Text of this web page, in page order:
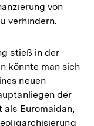
von
verhindern.
stieß in der
könnte man sich
neuen
der
als Euromaidan,